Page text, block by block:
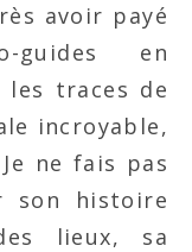
avoir payé
guides en
traces de
incroyable,
ne fais pas
son histoire
lieux, sa